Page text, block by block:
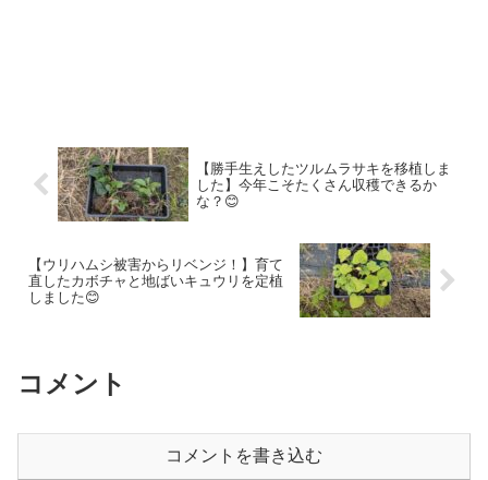
【勝手生えしたツルムラサキを移植しま
した】今年こそたくさん収穫できるか
な？😊
【ウリハムシ被害からリベンジ！】育て
直したカボチャと地ばいキュウリを定植
しました😊
コメント
コメントを書き込む